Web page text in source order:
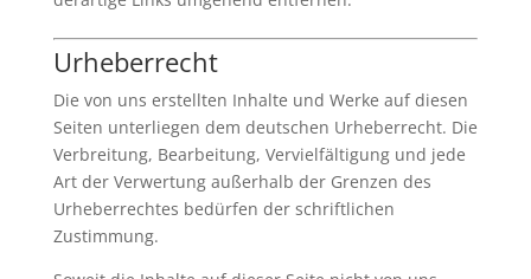
Urheberrecht
Die von uns erstellten Inhalte und Werke auf diesen
Seiten unterliegen dem deutschen Urheberrecht. Die
Verbreitung, Bearbeitung, Vervielfältigung und jede
Art der Verwertung außerhalb der Grenzen des
Urheberrechtes bedürfen der schriftlichen
Zustimmung.